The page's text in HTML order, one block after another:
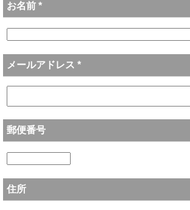
お名前 *
メールアドレス *
郵便番号
住所